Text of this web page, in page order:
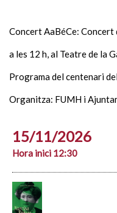
Concert AaBéCe:
a les 12 h, al Teatre de la
Programa del centenari
Organitza: FUMH i
15/11/2026
Hora inici 12:30